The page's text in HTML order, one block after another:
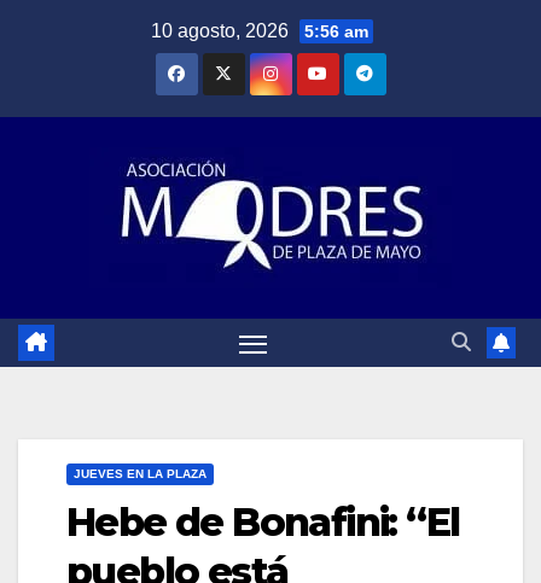
10 agosto, 2026 5:56 am
JUEVES EN LA PLAZA
Hebe de Bonafini: “El
pueblo está